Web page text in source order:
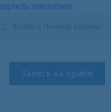
Запись на приём